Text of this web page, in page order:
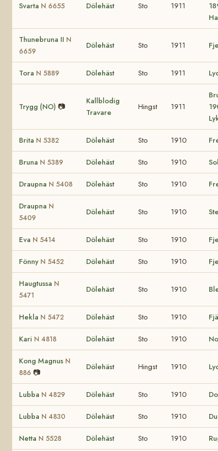
Svarta N 6655 Dölehäst Sto 1911
Thunebruna II N
6659
Dölehäst Sto 1911
Tora N 5889 Dölehäst Sto 1911
Trygg (NO) 📷
Kallblodig
Travare
Hingst 1911
Brita N 5382 Dölehäst Sto 1910
Bruna N 5389 Dölehäst Sto 1910
Draupna N 5408 Dölehäst Sto 1910
Draupna N
5409
Dölehäst Sto 1910
Eva N 5414 Dölehäst Sto 1910
Fönny N 5452 Dölehäst Sto 1910
Haugtussa N
5471
Dölehäst Sto 1910
Hekla N 5472 Dölehäst Sto 1910
Kari N 4818 Dölehäst Sto 1910
Kong Magnus N
886 📷
Dölehäst Hingst 1910
Lubba N 4829 Dölehäst Sto 1910
Lubba N 4830 Dölehäst Sto 1910
Netta N 5528 Dölehäst Sto 1910